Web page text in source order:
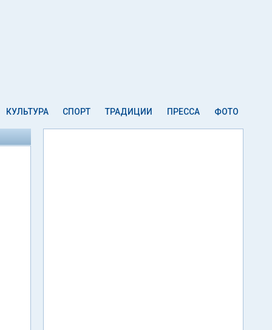
КУЛЬТУРА СПОРТ ТРАДИЦИИ ПРЕССА ФОТО